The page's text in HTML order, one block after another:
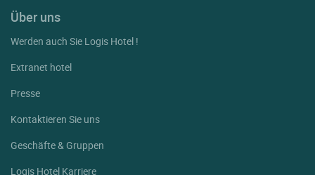
Über uns
Werden auch Sie Logis Hotel !
Extranet hotel
Presse
Kontaktieren Sie uns
Geschäfte & Gruppen
Logis Hotel Karriere